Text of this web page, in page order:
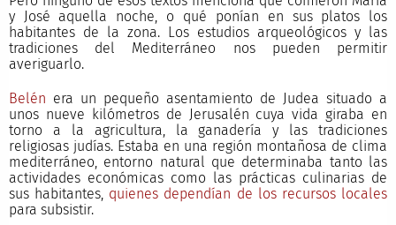
y José aquella noche, o qué ponían en sus platos los
habitantes de la zona. Los estudios arqueológicos y las
tradiciones del Mediterráneo nos pueden permitir
averiguarlo.
Belén era un pequeño asentamiento de Judea situado a
unos nueve kilómetros de Jerusalén cuya vida giraba en
torno a la agricultura, la ganadería y las tradiciones
religiosas judías. Estaba en una región montañosa de clima
mediterráneo, entorno natural que determinaba tanto las
actividades económicas como las prácticas culinarias de
sus habitantes, quienes dependían de los recursos locales
para subsistir.